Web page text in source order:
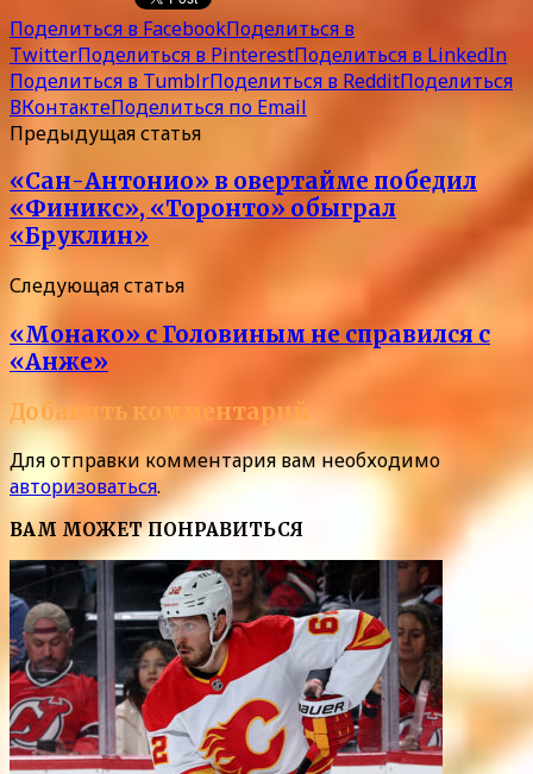
Поделиться в FacebookПоделиться в
TwitterПоделиться в PinterestПоделиться в LinkedIn
Поделиться в TumblrПоделиться в RedditПоделиться
ВКонтактеПоделиться по Email
Предыдущая статья
«Сан-Антонио» в овертайме победил
«Финикс», «Торонто» обыграл
«Бруклин»
Следующая статья
«Монако» с Головиным не справился с
«Анже»
Добавить комментарий
Для отправки комментария вам необходимо
авторизоваться.
ВАМ МОЖЕТ ПОНРАВИТЬСЯ